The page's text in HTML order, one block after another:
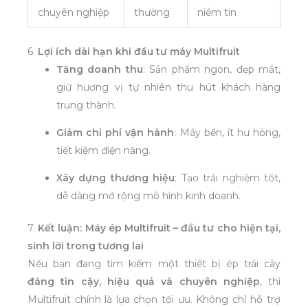
chuyên nghiệp
thường
niềm tin
6. Lợi ích dài hạn khi đầu tư máy Multifruit
Tăng doanh thu: Sản phẩm ngon, đẹp mắt,
giữ hương vị tự nhiên thu hút khách hàng
trung thành.
Giảm chi phí vận hành: Máy bền, ít hư hỏng,
tiết kiệm điện năng.
Xây dựng thương hiệu: Tạo trải nghiệm tốt,
dễ dàng mở rộng mô hình kinh doanh.
7. Kết luận: Máy ép Multifruit – đầu tư cho hiện tại,
sinh lời trong tương lai
Nếu bạn đang tìm kiếm một thiết bị ép trái cây
đáng tin cậy, hiệu quả và chuyên nghiệp, thì
Multifruit chính là lựa chọn tối ưu. Không chỉ hỗ trợ